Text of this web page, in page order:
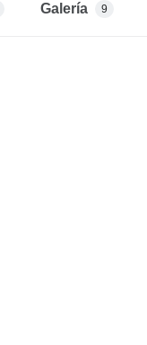
Galería 9